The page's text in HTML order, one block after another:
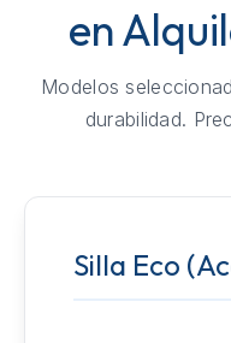
en
Modelos
durabilidad.
Silla Eco